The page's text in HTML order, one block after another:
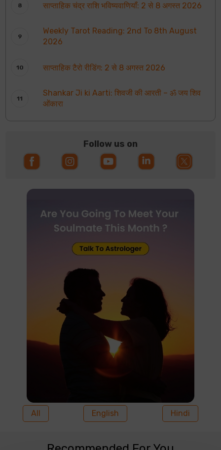
साप्ताहिक चंद्र राशि भविष्यवाणियाँ: 2 से 8 अगस्त 2026
Weekly Tarot Reading: 2nd To 8th August
2026
साप्ताहिक टैरो रीडिंग: 2 से 8 अगस्त 2026
Shankar Ji ki Aarti: शिवजी की आरती – ॐ जय शिव
ओंकारा
Follow us on
All English Hindi